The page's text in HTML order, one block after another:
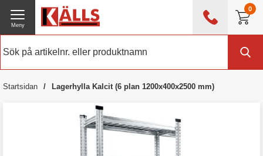
0
0476 - 214 80
Meny
Startsidan Lagerhylla Kalcit (6 plan 1200x400x2500 mm)